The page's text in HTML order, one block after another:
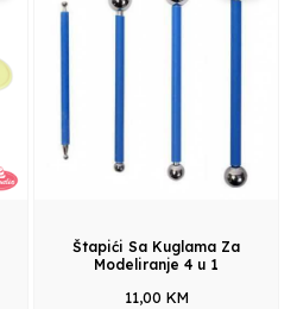
Štapići Sa Kuglama Za
Modeliranje 4 u 1
11,00 KM